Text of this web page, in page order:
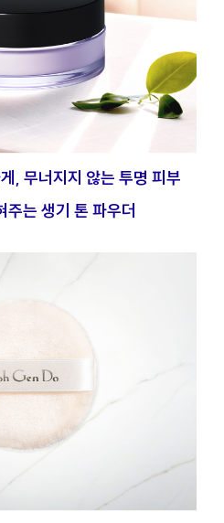
, 무너지지 않는 투명 피부
주는 생기 톤 파우더